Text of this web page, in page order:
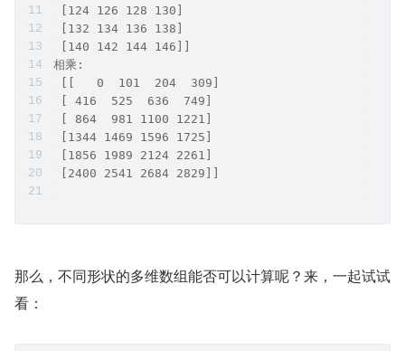
[124 126 128 130]
[132 134 136 138]
[140 142 144 146]]
相乘:
[[   0  101  204  309]
[ 416  525  636  749]
[ 864  981 1100 1221]
[1344 1469 1596 1725]
[1856 1989 2124 2261]
[2400 2541 2684 2829]]
那么，不同形状的多维数组能否可以计算呢？来，一起试试
看：